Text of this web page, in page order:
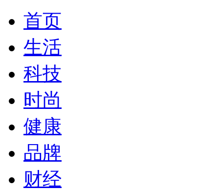
首页
生活
科技
时尚
健康
品牌
财经